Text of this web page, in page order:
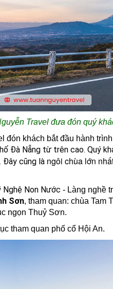
Travel đưa đón quý
đón khách bắt đầu hành
Đà Nẵng từ trên cao. Quý
Đây cũng là ngôi chùa lớn
Nghệ Non Nước- Làng nghề
Sơn, tham quan: chùa Tam
ngọn Thuỷ Sơn.
tham quan phố cổ Hội An.